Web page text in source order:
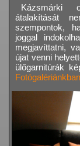
Kázsmárki
átalakítását
szempontok,
joggal
megjavíttatni,
újat venni
ülőgarnitúrák
Fotógalériánkban